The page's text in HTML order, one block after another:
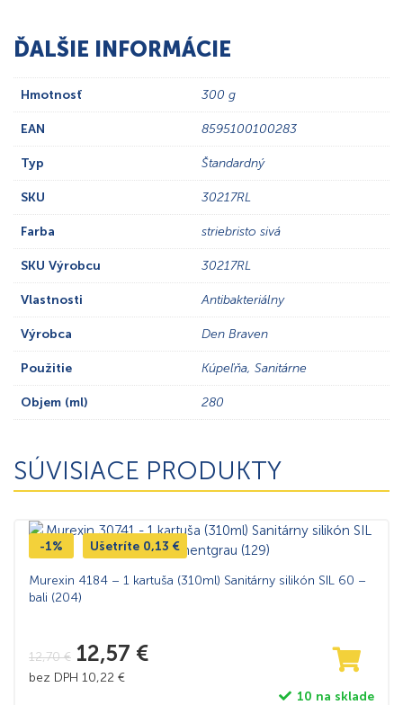
ĎALŠIE INFORMÁCIE
Hmotnosť 300 g
EAN 8595100100283
Typ Štandardný
SKU 30217RL
Farba striebristo sivá
SKU Výrobcu 30217RL
Vlastnosti Antibakteriálny
Výrobca Den Braven
Použitie Kúpeľňa, Sanitárne
Objem (ml) 280
SÚVISIACE PRODUKTY
-1% Ušetríte 0,13 €
Murexin 4184 – 1 kartuša (310ml) Sanitárny silikón SIL 60 –
bali (204)
12,70€ 12,57 €
bez DPH 10,22 €
10 na sklade